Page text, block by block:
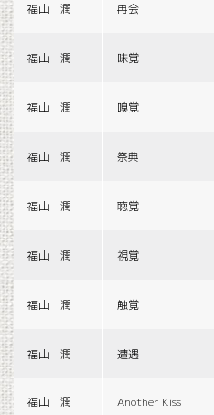
福山 潤 再会
福山 潤 味覚
福山 潤 嗅覚
福山 潤 祭典
福山 潤 聴覚
福山 潤 視覚
福山 潤 触覚
福山 潤 遭遇
福山 潤 Another Kiss